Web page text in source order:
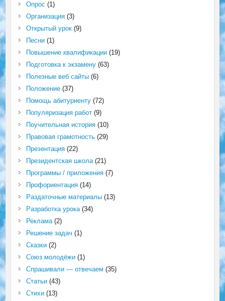
Опрос (1)
Организация(3)
Открытый урок(9)
Песни(1)
Повышение квалификации(19)
Подготовка к экзамену(63)
Полезные веб сайты(6)
Положение(37)
Помощь абитуриенту(72)
Популяризация работ(9)
Поучительная история(10)
Правовая грамотность(29)
Презентация(22)
Президентская школа(21)
Программы / приложения(7)
Профориентация(14)
Раздаточные материалы(13)
Разработка урока(34)
Реклама(2)
Решение задач (1)
Сказки(2)
Союз молодёжи(1)
Спрашивали — отвечаем (35)
Статьи(43)
Стихи(13)